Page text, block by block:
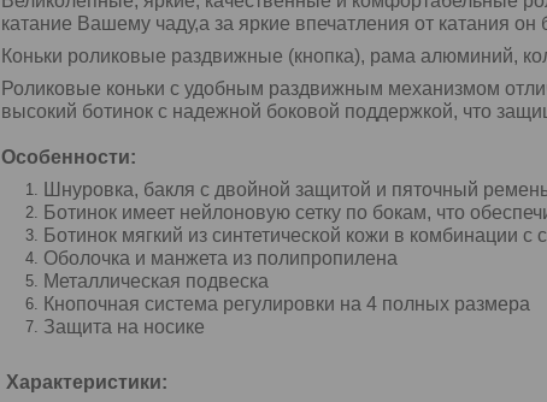
катание Вашему чаду,а за яркие впечатления от катания он
Коньки роликовые раздвижные (кнопка), рама алюминий,
Роликовые коньки с удобным раздвижным механизмом
высокий ботинок с надежной боковой поддержкой, что
Особенности:
Шнуровка, бакля с двойной защитой и пяточный
Ботинок имеет нейлоновую сетку по бокам, что
Ботинок мягкий из синтетической кожи в комбинации
Оболочка и манжета из полипропилена
Металлическая подвеска
Кнопочная система регулировки на 4 полных размера
Защита на носике
Характеристики: